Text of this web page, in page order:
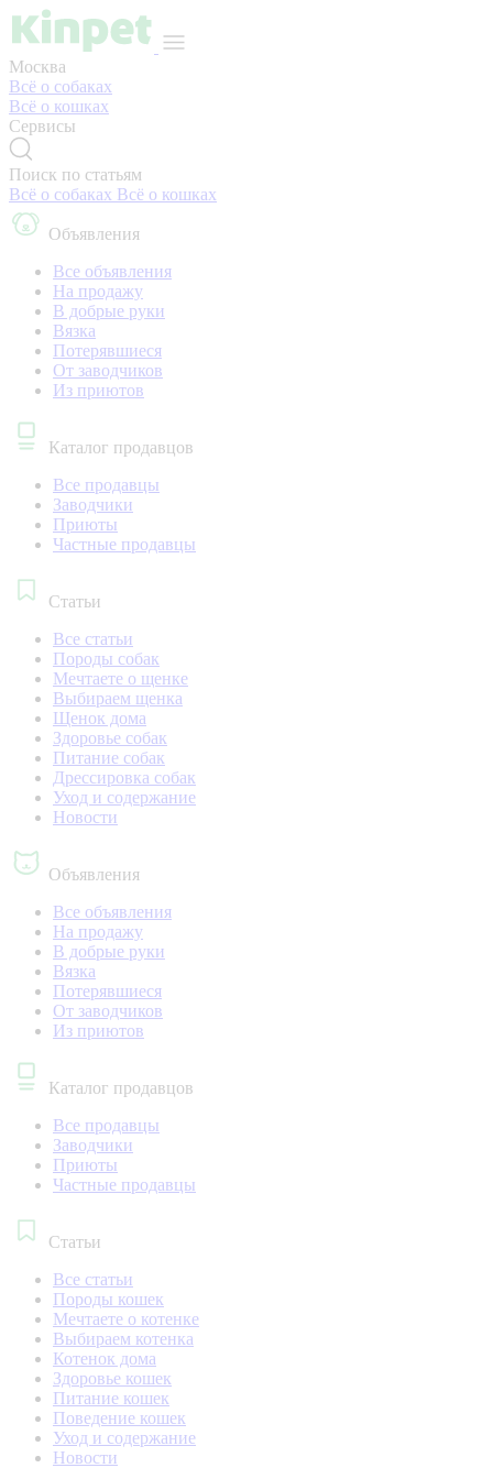
Москва
Всё о собаках
Всё о кошках
Сервисы
Поиск по статьям
Всё о собаках Всё о кошках
Объявления
Все объявления
На продажу
В добрые руки
Вязка
Потерявшиеся
От заводчиков
Из приютов
Каталог продавцов
Все продавцы
Заводчики
Приюты
Частные продавцы
Статьи
Все статьи
Породы собак
Мечтаете о щенке
Выбираем щенка
Щенок дома
Здоровье собак
Питание собак
Дрессировка собак
Уход и содержание
Новости
Объявления
Все объявления
На продажу
В добрые руки
Вязка
Потерявшиеся
От заводчиков
Из приютов
Каталог продавцов
Все продавцы
Заводчики
Приюты
Частные продавцы
Статьи
Все статьи
Породы кошек
Мечтаете о котенке
Выбираем котенка
Котенок дома
Здоровье кошек
Питание кошек
Поведение кошек
Уход и содержание
Новости